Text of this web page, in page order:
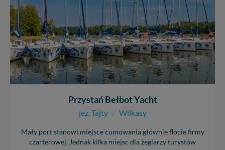
Przystań Bełbot Yacht
jez. Tajty / Wilkasy
Mały port stanowi miejsce cumowania głównie flocie firmy
czarterowej. Jednak kilka miejsc dla żeglarzy turystów